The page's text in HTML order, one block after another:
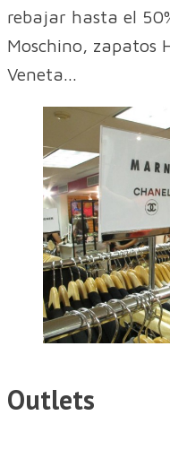
rebajar hasta el
Moschino, zapatos
Veneta...
Outlets